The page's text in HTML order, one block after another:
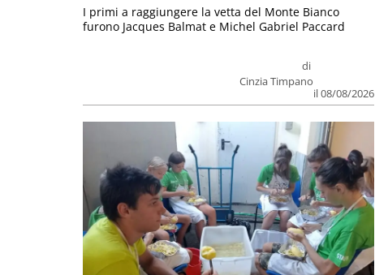
di
Cinzia Timpano
il 08/08/2026
I primi a raggiungere la vetta del Monte Bianco
furono Jacques Balmat e Michel Gabriel Paccard